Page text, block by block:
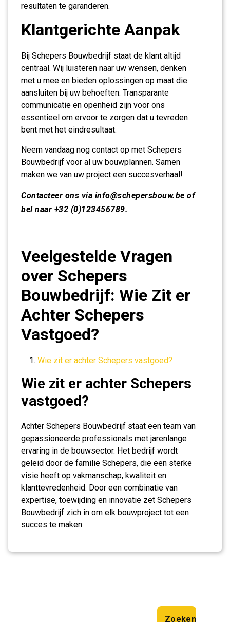
resultaten te garanderen.
Klantgerichte Aanpak
Bij Schepers Bouwbedrijf staat de klant altijd
centraal. Wij luisteren naar uw wensen, denken
met u mee en bieden oplossingen op maat die
aansluiten bij uw behoeften. Transparante
communicatie en openheid zijn voor ons
essentieel om ervoor te zorgen dat u tevreden
bent met het eindresultaat.
Neem vandaag nog contact op met Schepers
Bouwbedrijf voor al uw bouwplannen. Samen
maken we van uw project een succesverhaal!
Contacteer ons via info@schepersbouw.be of
bel naar +32 (0)123456789.
Veelgestelde Vragen
over Schepers
Bouwbedrijf: Wie Zit er
Achter Schepers
Vastgoed?
Wie zit er achter Schepers vastgoed?
Wie zit er achter Schepers
vastgoed?
Achter Schepers Bouwbedrijf staat een team van
gepassioneerde professionals met jarenlange
ervaring in de bouwsector. Het bedrijf wordt
geleid door de familie Schepers, die een sterke
visie heeft op vakmanschap, kwaliteit en
klanttevredenheid. Door een combinatie van
expertise, toewijding en innovatie zet Schepers
Bouwbedrijf zich in om elk bouwproject tot een
succes te maken.
Zoeken